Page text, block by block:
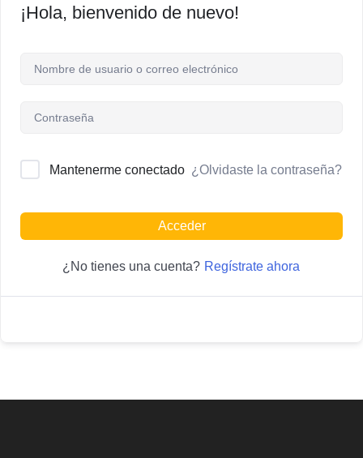
¡Hola, bienvenido de nuevo!
Mantenerme conectado ¿Olvidaste la contraseña?
Acceder
¿No tienes una cuenta? Regístrate ahora